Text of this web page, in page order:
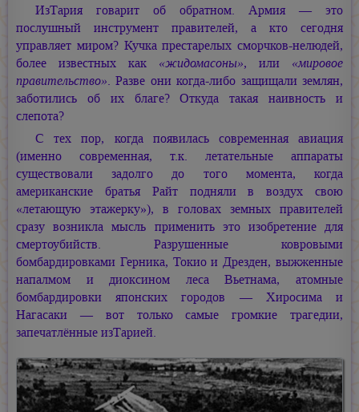
ИзТария говарит об обратном. Армия — это
послушный инструмент правителей, а кто сегодня
управляет миром? Кучка престарелых сморчков-нелюдей,
более известных как «жидомасоны», или «мировое
правительство». Разве они когда-либо защищали землян,
заботились об их благе? Откуда такая наивность и
слепота?
С тех пор, когда появилась современная авиация
(именно современная, т.к. летательные аппараты
существовали задолго до того момента, когда
американские братья Райт подняли в воздух свою
«летающую этажерку»), в головах земных правителей
сразу возникла мысль применить это изобретение для
смертоубийств. Разрушенные ковровыми
бомбардировками Герника, Токио и Дрезден, выжженные
напалмом и диоксином леса Вьетнама, атомные
бомбардировки японских городов — Хиросима и
Нагасаки — вот только самые громкие трагедии,
запечатлённые изТарией.